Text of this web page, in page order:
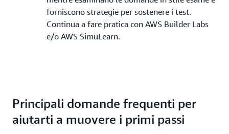
forniscono strategie per sostenere i test.
Continua a fare pratica con AWS Builder Labs
e/o AWS SimuLearn.
Principali domande frequenti per
aiutarti a muovere i primi passi